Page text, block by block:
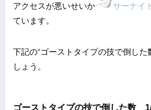
アクセスが悪いせいか サーナイ
ています。
下記の“ゴーストタイプの技で倒した
しょう。
ゴーストタイプの技で倒した数